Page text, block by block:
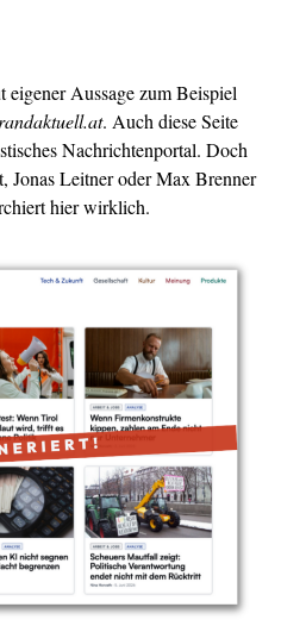
eigener Aussage zum Beispiel
. Auch diese Seite
Nachrichtenportal. Doch
Jonas Leitner oder Max Brenner
hier wirklich.